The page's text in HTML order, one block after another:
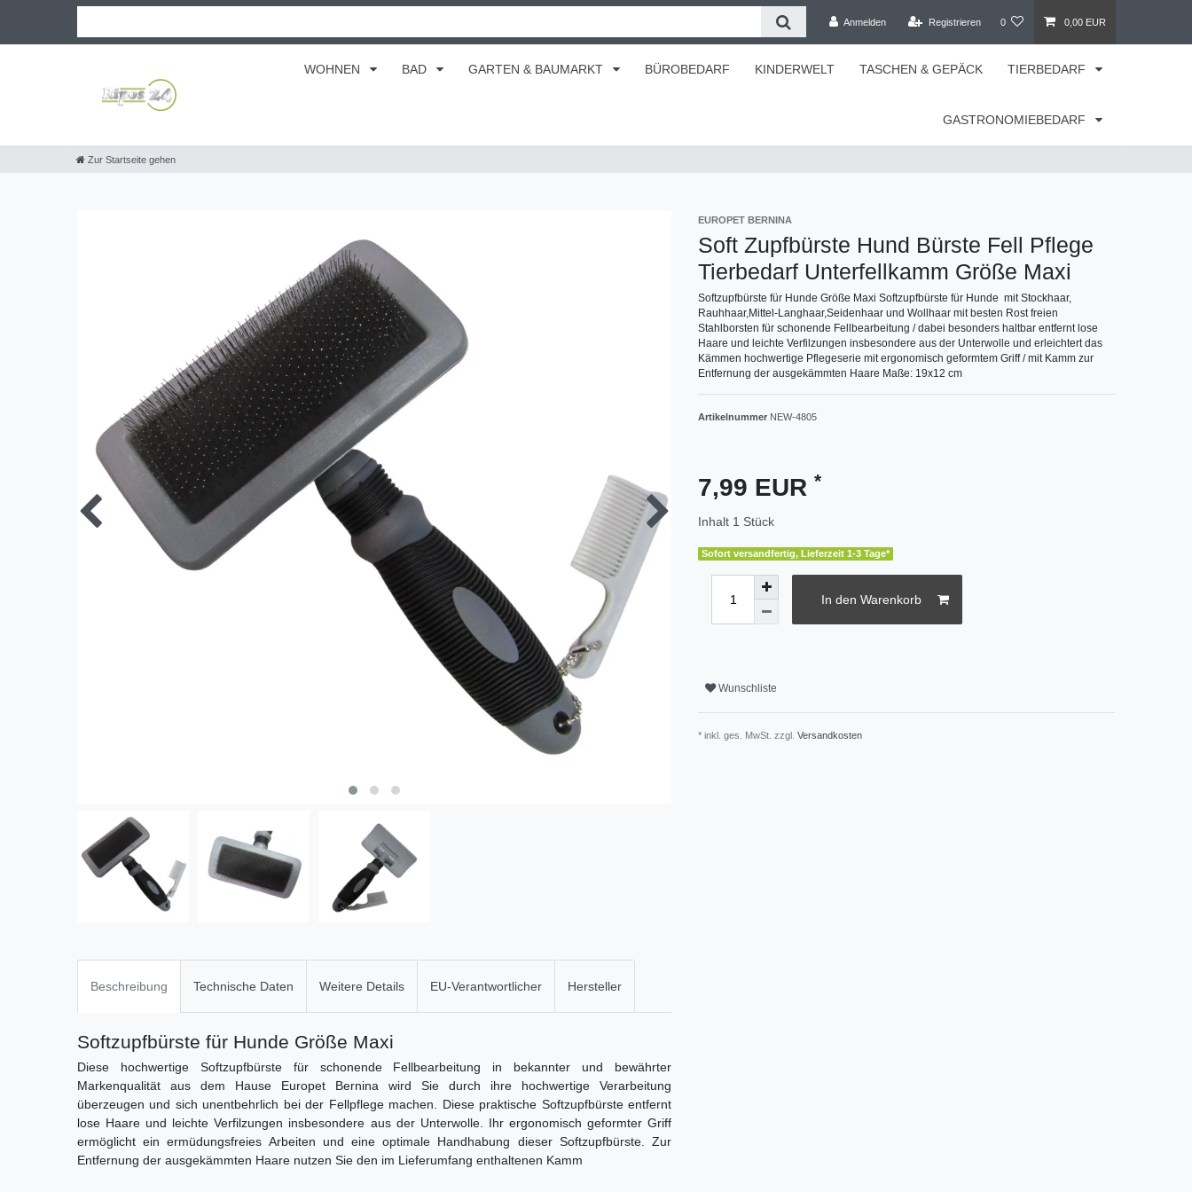
Anmelden Registrieren 0 0,00 EUR
WOHNEN BAD GARTEN & BAUMARKT BÜROBEDARF KINDERWELT TASCHEN & GEPÄCK TIERBEDARF
GASTRONOMIEBEDARF
Zur Startseite gehen
EUROPET BERNINA
Soft Zupfbürste Hund Bürste Fell Pflege
Tierbedarf Unterfellkamm Größe Maxi
Softzupfbürste für Hunde Größe Maxi Softzupfbürste für Hunde mit Stockhaar,
Rauhhaar,Mittel-Langhaar,Seidenhaar und Wollhaar mit besten Rost freien
Stahlborsten für schonende Fellbearbeitung / dabei besonders haltbar entfernt lose
Haare und leichte Verfilzungen insbesondere aus der Unterwolle und erleichtert das
Kämmen hochwertige Pflegeserie mit ergonomisch geformtem Griff / mit Kamm zur
Entfernung der ausgekämmten Haare Maße: 19x12 cm
Artikelnummer NEW-4805
7,99 EUR *
Inhalt 1 Stück
Sofort versandfertig, Lieferzeit 1-3 Tage*
In den Warenkorb
Wunschliste
* inkl. ges. MwSt. zzgl. Versandkosten
Beschreibung Technische Daten Weitere Details EU-Verantwortlicher Hersteller
Softzupfbürste für Hunde Größe Maxi
Diese hochwertige Softzupfbürste für schonende Fellbearbeitung in bekannter und bewährter
Markenqualität aus dem Hause Europet Bernina wird Sie durch ihre hochwertige Verarbeitung
überzeugen und sich unentbehrlich bei der Fellpflege machen. Diese praktische Softzupfbürste entfernt
lose Haare und leichte Verfilzungen insbesondere aus der Unterwolle. Ihr ergonomisch geformter Griff
ermöglicht ein ermüdungsfreies Arbeiten und eine optimale Handhabung dieser Softzupfbürste. Zur
Entfernung der ausgekämmten Haare nutzen Sie den im Lieferumfang enthaltenen Kamm